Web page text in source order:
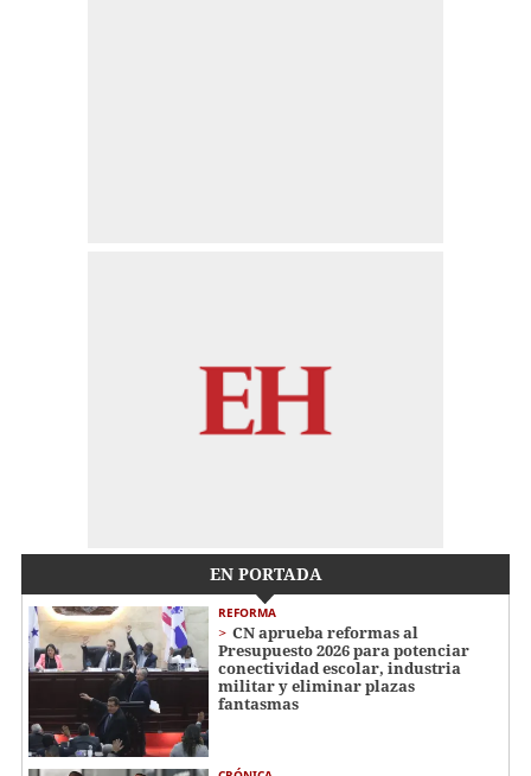
EN PORTADA
REFORMA
CN aprueba reformas al
Presupuesto 2026 para potenciar
conectividad escolar, industria
militar y eliminar plazas
fantasmas